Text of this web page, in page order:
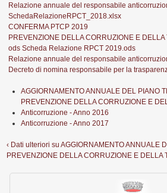
Relazione annuale del responsabile
SchedaRelazioneRPCT_2018.xlsx
CONFERMA PTCP 2019
PREVENZIONE DELLA CORRUZIONE E
ods Scheda Relazione RPCT 2019.ods
Relazione annuale del responsabile
Decreto di nomina responsabile per la
AGGIORNAMENTO ANNUALE DEL PIANO
PREVENZIONE DELLA CORRUZIONE E
Anticorruzione - Anno 2016
Anticorruzione - Anno 2017
‹ Dati ulteriori su AGGIORNAMENTO ANNUALE
PREVENZIONE DELLA CORRUZIONE E DELLA